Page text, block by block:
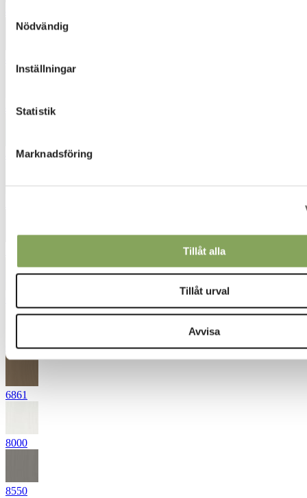
Nödvändig
Inställningar
Statistik
Marknadsföring
Tillåt alla
Tillåt urval
Avvisa
4411
4452
6500
6861
8000
8550